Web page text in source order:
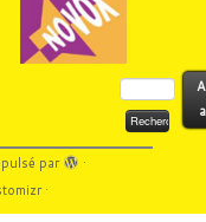
Rechercher :
par
·
·